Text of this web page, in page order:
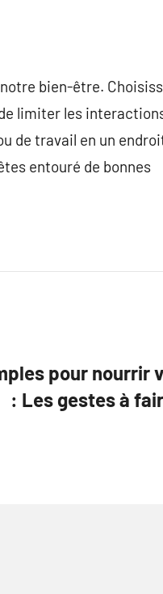
bien-être.
limiter les
de travail en un
entouré de bonnes
pour nourrir
: Les gestes à